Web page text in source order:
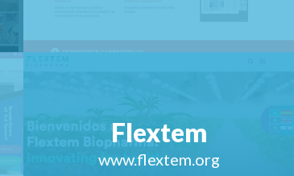
Flextem
www.flextem.org